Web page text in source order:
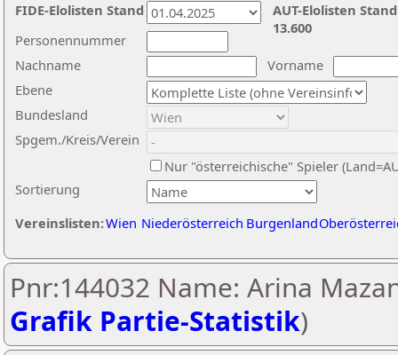
Nachname
Vorname
Ebene
Sortierung
Personennummer
Bundesland
Spgem./Kreis/Verein
Nur "österreichische" Spieler
Vereinslisten:Wien Niederösterreich Burgenland
AUT-Elolisten
13.600
FIDE-Elolisten Stand
Pnr:144032 Name: Arina
Grafik Partie-Statistik)